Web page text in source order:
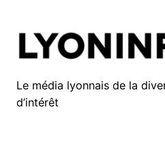
contenu
Le média lyonnais de la
d’intérêt